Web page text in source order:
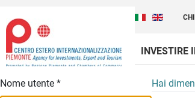
Italiano
INVESTIRE
Nome utente * Hai